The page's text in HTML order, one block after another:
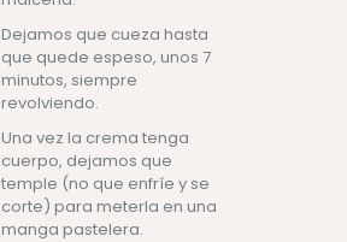
Dejamos que cueza hasta
que quede espeso, unos 7
minutos, siempre
revolviendo.
Una vez la crema tenga
cuerpo, dejamos que
temple (no que enfríe y se
corte) para meterla en una
manga pastelera.